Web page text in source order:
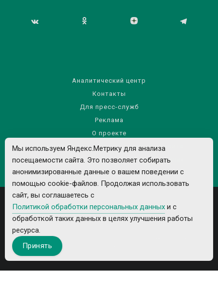
Аналитический центр
Контакты
Для пресс-служб
Реклама
О проекте
Правила использования материалов сайта
Политика обработки персональных данных
Все рекламируемые товары и услуги имеют необходимые лицензии и
Мы используем Яндекс.Метрику для анализа
посещаемости сайта. Это позволяет собирать
анонимизированные данные о вашем поведении с
помощью cookie-файлов. Продолжая использовать
сайт, вы соглашаетесь с
Политикой обработки персональных данных и с
обработкой таких данных в целях улучшения работы
ресурса.
Принять